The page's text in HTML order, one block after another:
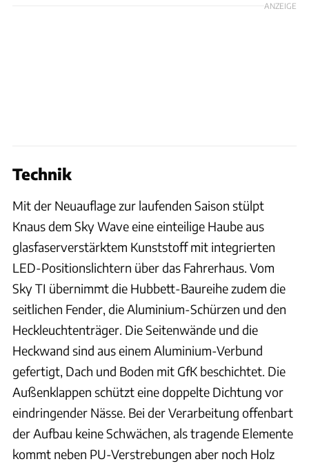
ANZEIGE
Technik
Mit der Neuauflage zur laufenden Saison stülpt
Knaus dem Sky Wave eine einteilige Haube aus
glasfaserverstärktem Kunststoff mit integrierten
LED-Positionslichtern über das Fahrerhaus. Vom
Sky TI übernimmt die Hubbett-Baureihe zudem die
seitlichen Fender, die Aluminium-Schürzen und den
Heckleuchtenträger. Die Seitenwände und die
Heckwand sind aus einem Aluminium-Verbund
gefertigt, Dach und Boden mit GfK beschichtet. Die
Außenklappen schützt eine doppelte Dichtung vor
eindringender Nässe. Bei der Verarbeitung offenbart
der Aufbau keine Schwächen, als tragende Elemente
kommt neben PU-Verstrebungen aber noch Holz